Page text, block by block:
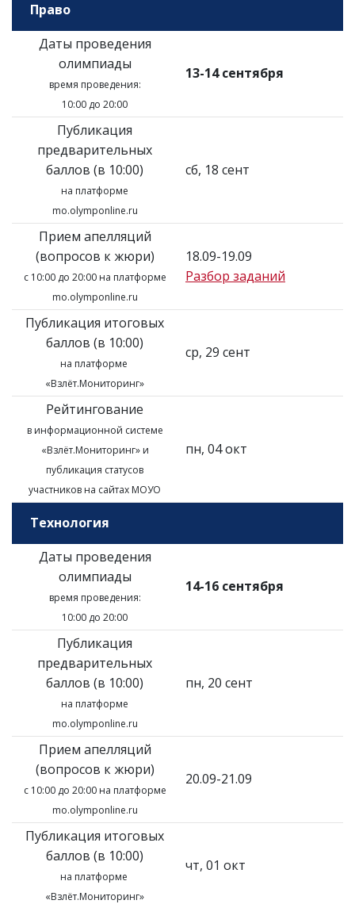
Право
Даты проведения
олимпиады
время проведения:
10:00 до 20:00
13-14 сентября
Публикация
предварительных
баллов (в 10:00)
на платформе
mo.olymponline.ru
сб, 18 сент
Прием апелляций
(вопросов к жюри)
с 10:00 до 20:00 на платформе
mo.olymponline.ru
18.09-19.09
Разбор заданий
Публикация итоговых
баллов (в 10:00)
на платформе
«Взлёт.Мониторинг»
ср, 29 сент
Рейтингование
в информационной системе
«Взлёт.Мониторинг» и
публикация статусов
участников на сайтах МОУО
пн, 04 окт
Технология
Даты проведения
олимпиады
время проведения:
10:00 до 20:00
14-16 сентября
Публикация
предварительных
баллов (в 10:00)
на платформе
mo.olymponline.ru
пн, 20 сент
Прием апелляций
(вопросов к жюри)
с 10:00 до 20:00 на платформе
mo.olymponline.ru
20.09-21.09
Публикация итоговых
баллов (в 10:00)
на платформе
«Взлёт.Мониторинг»
чт, 01 окт